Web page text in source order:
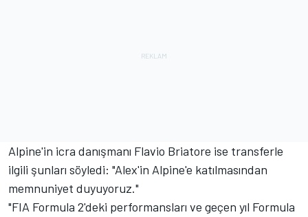
Alpine'in icra danışmanı Flavio Briatore ise transferle
ilgili şunları söyledi: "Alex'in Alpine'e katılmasından
memnuniyet duyuyoruz."
"FIA Formula 2'deki performansları ve geçen yıl Formula